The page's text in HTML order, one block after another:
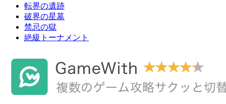
転界の遺跡
破界の星墓
禁忌の獄
絶級トーナメント